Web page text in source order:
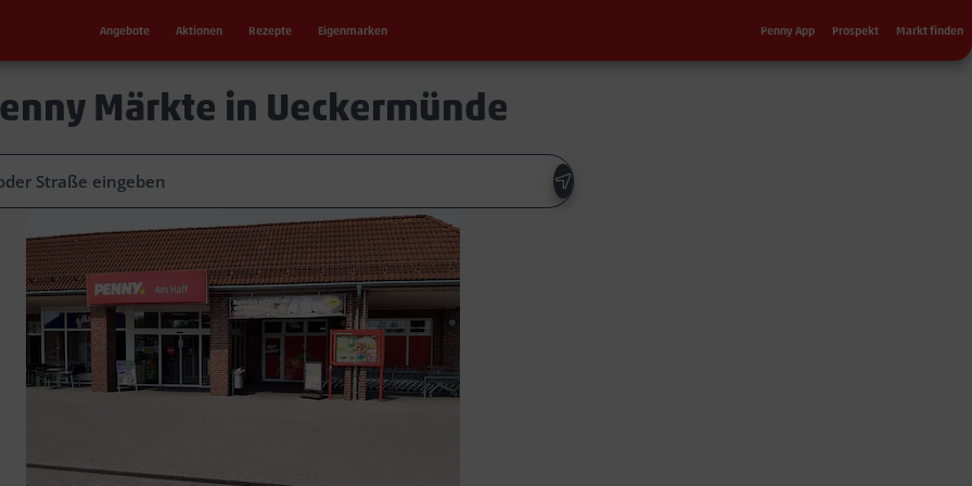
Angebote Aktionen Rezepte Eigenmarken Sekundärnavigation
Penny App Prospekt Markt finden
Märkte in Ueckermünde